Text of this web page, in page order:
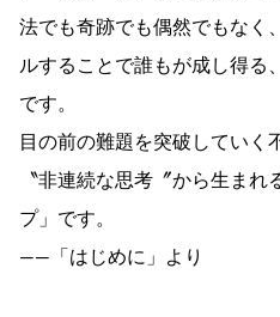
法でも奇跡でも偶然でもなく
ルすることで誰もが成し得る
です。
目の前の難題を突破してい
〝非連続な思考〞から生ま
プ」です。
――「はじめに」より